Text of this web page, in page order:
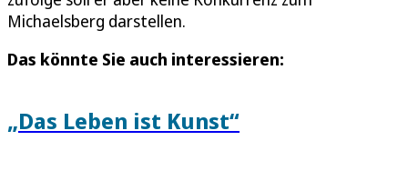
Michaelsberg darstellen.
Das könnte Sie auch interessieren:
„Das Leben ist Kunst“